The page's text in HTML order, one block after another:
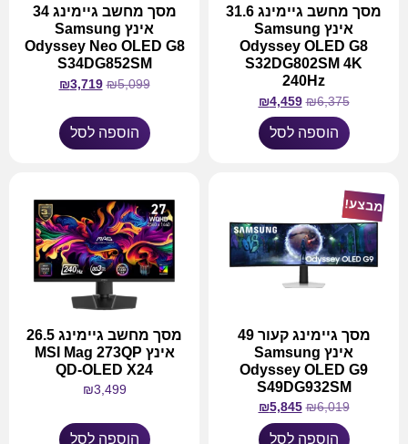
מסך מחשב גיימינג 31.6
אינץ Samsung
Odyssey OLED G8
S32DG802SM 4K
240Hz
₪6,375
₪4,459
הוספה לסל
מסך מחשב גיימינג 34
אינץ Samsung
Odyssey Neo OLED G8
S34DG852SM
₪5,099
₪3,719
הוספה לסל
מבצע!
מסך גיימינג קעור 49
אינץ Samsung
Odyssey OLED G9
S49DG932SM
₪6,019
₪5,845
הוספה לסל
מסך מחשב גיימינג 26.5
אינץ MSI Mag 273QP
QD-OLED X24
₪3,499
הוספה לסל